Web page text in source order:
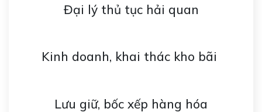
Đại lý thủ tục hải quan
Kinh doanh, khai thác kho bãi
Lưu giữ, bốc xếp hàng hóa